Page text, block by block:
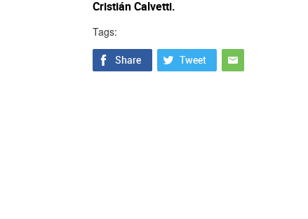
Cristián Calvetti.
Tags: